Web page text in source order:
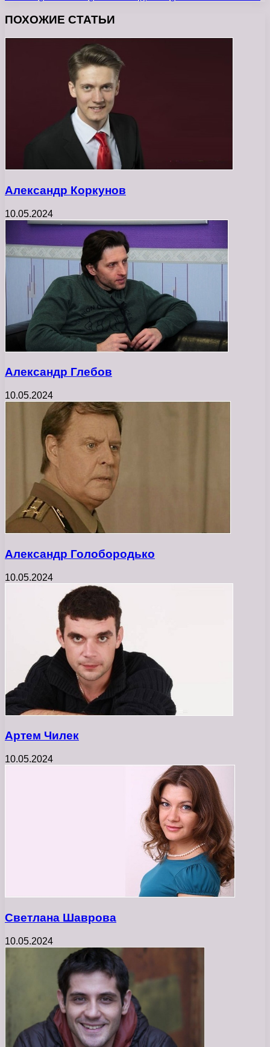
ПОХОЖИЕ СТАТЬИ
Александр Коркунов
10.05.2024
Александр Глебов
10.05.2024
Александр Голобородько
10.05.2024
Артем Чилек
10.05.2024
Светлана Шаврова
10.05.2024